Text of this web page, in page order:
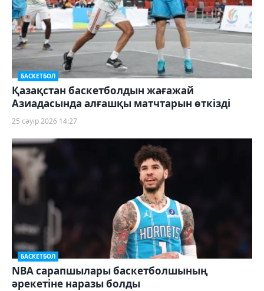
БАСКЕТБОЛ
Қазақстан баскетболдын жағажай
Азиадасында алғашқы матчтарын өткізді
25 сәуір 2026 14:27
БАСКЕТБОЛ
NBA сарапшылары баскетболшының
әрекетіне наразы болды